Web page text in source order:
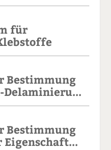
für
Bestimmung
Delaminieru...
Bestimmung